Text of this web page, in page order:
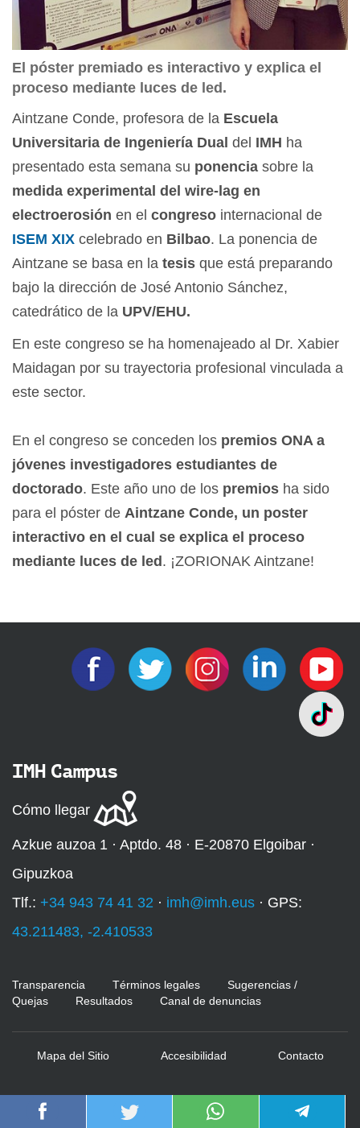
El póster premiado es interactivo y explica el
proceso mediante luces de led.
Aintzane Conde, profesora de la Escuela
Universitaria de Ingeniería Dual del IMH ha
presentado esta semana su ponencia sobre la
medida experimental del wire-lag en
electroerosión en el congreso internacional de
ISEM XIX celebrado en Bilbao. La ponencia de
Aintzane se basa en la tesis que está preparando
bajo la dirección de José Antonio Sánchez,
catedrático de la UPV/EHU.
En este congreso se ha homenajeado al Dr. Xabier
Maidagan por su trayectoria profesional vinculada a
este sector.
En el congreso se conceden los premios ONA a
jóvenes investigadores estudiantes de
doctorado. Este año uno de los premios ha sido
para el póster de Aintzane Conde, un poster
interactivo en el cual se explica el proceso
mediante luces de led . ¡ZORIONAK Aintzane!
IMH Campus
Cómo llegar
Azkue auzoa 1 · Aptdo. 48 · E-20870 Elgoibar ·
Gipuzkoa
Tlf.: +34 943 74 41 32 · imh@imh.eus · GPS:
43.211483, -2.410533
Transparencia Términos legales
Sugerencias /
Quejas
Resultados Canal de denuncias
Mapa del Sitio Accesibilidad Contacto